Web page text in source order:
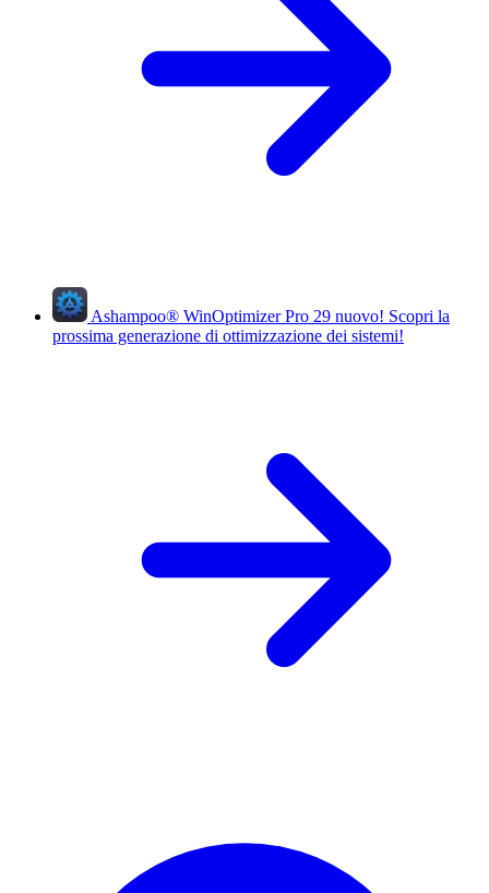
Ashampoo® WinOptimizer Pro 29 nuovo! Scopri la
prossima generazione di ottimizzazione dei sistemi!